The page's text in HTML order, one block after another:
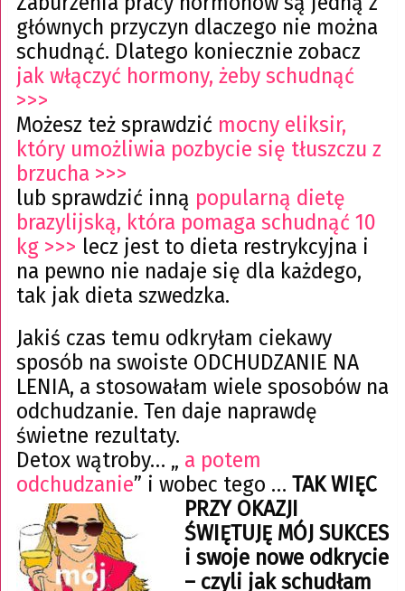
głównych przyczyn dlaczego nie można
schudnąć. Dlatego koniecznie zobacz
jak włączyć hormony, żeby schudnąć
>>>
Możesz też sprawdzić mocny eliksir,
który umożliwia pozbycie się tłuszczu z
brzucha >>>
lub sprawdzić inną popularną dietę
brazylijską, która pomaga schudnąć 10
kg >>> lecz jest to dieta restrykcyjna i
na pewno nie nadaje się dla każdego,
tak jak dieta szwedzka.
Jakiś czas temu odkryłam ciekawy
sposób na swoiste ODCHUDZANIE NA
LENIA, a stosowałam wiele sposobów na
odchudzanie. Ten daje naprawdę
świetne rezultaty.
Detox wątroby… „ a potem
odchudzanie” i wobec tego … TAK WIĘC
PRZY OKAZJI
ŚWIĘTUJĘ MÓJ SUKCES
i swoje nowe odkrycie
– czyli jak schudłam